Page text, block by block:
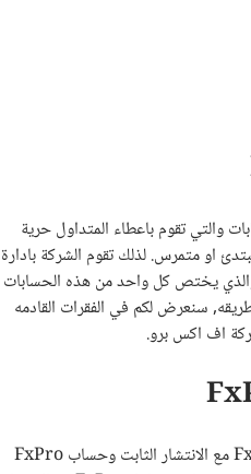
والتي تقوم باعطاء المتداول حرية
او متمرس. لذلك تقوم الشركة بادارة
يختص كل واحد من هذه الحسابات
سنعرض لكم في الفقرات القادمه
اف اكس برو.
FxPro